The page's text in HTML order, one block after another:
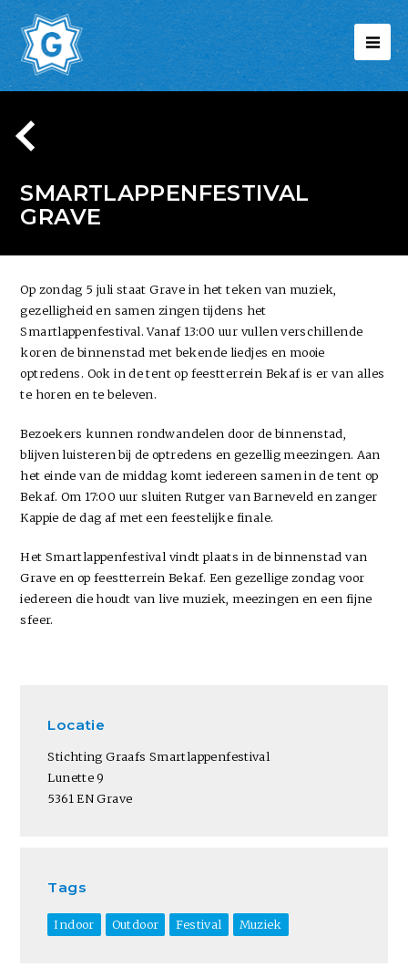
SMARTLAPPENFESTIVAL
GRAVE
Op zondag 5 juli staat Grave in het teken van muziek,
gezelligheid en samen zingen tijdens het
Smartlappenfestival. Vanaf 13:00 uur vullen verschillende
koren de binnenstad met bekende liedjes en mooie
optredens. Ook in de tent op feestterrein Bekaf is er van alles
te horen en te beleven.
Bezoekers kunnen rondwandelen door de binnenstad,
blijven luisteren bij de optredens en gezellig meezingen. Aan
het einde van de middag komt iedereen samen in de tent op
Bekaf. Om 17:00 uur sluiten Rutger van Barneveld en zanger
Kappie de dag af met een feestelijke finale.
Het Smartlappenfestival vindt plaats in de binnenstad van
Grave en op feestterrein Bekaf. Een gezellige zondag voor
iedereen die houdt van live muziek, meezingen en een fijne
sfeer.
Locatie
Stichting Graafs Smartlappenfestival
Lunette 9
5361 EN Grave
Tags
Indoor Outdoor Festival Muziek